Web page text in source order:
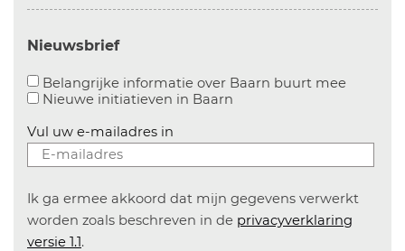
Nieuwsbrief
Belangrijke informatie over Baarn buurt mee
Nieuwe initiatieven in Baarn
Vul uw e-mailadres in
Ik ga ermee akkoord dat mijn gegevens verwerkt
worden zoals beschreven in de privacyverklaring
versie 1.1.